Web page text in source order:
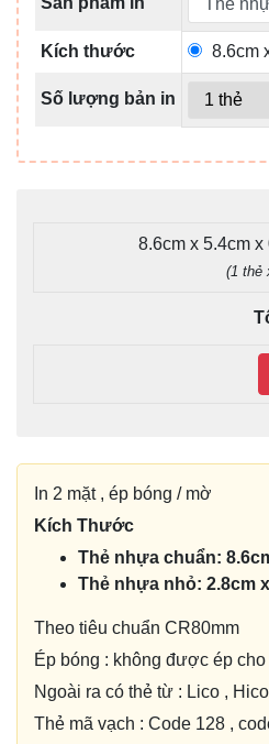
Kích thước 8.6cm
Số lượng bản in
8.6cm x 5.4cm x
(1 thẻ
In 2 mặt , ép bóng / mờ
Kích Thước
Thẻ nhựa chuẩn:
Thẻ nhựa nhỏ: 2.8cm
Theo tiêu chuẩn CR80mm
Ép bóng : không được ép cho
Ngoài ra có thẻ từ : Lico , Hico
Thẻ mã vạch : Code 128 ,